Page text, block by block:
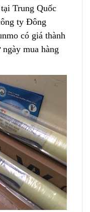
Trung Quốc
ty Đông
có giá thành
ngày mua hàng